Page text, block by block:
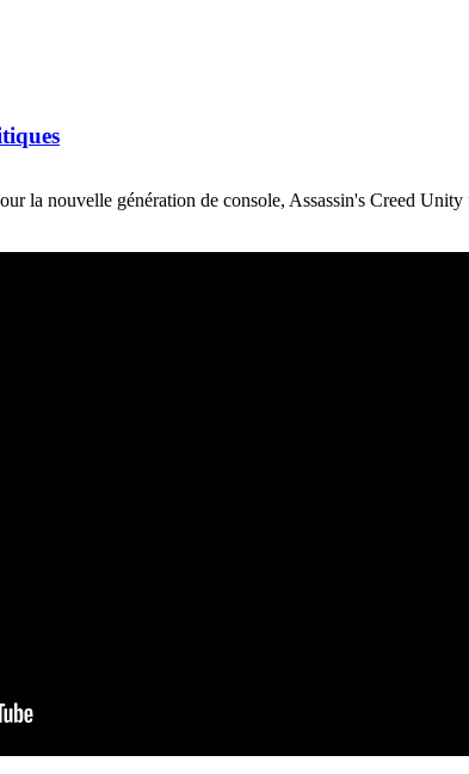
la nouvelle génération de console, Assassin's Creed